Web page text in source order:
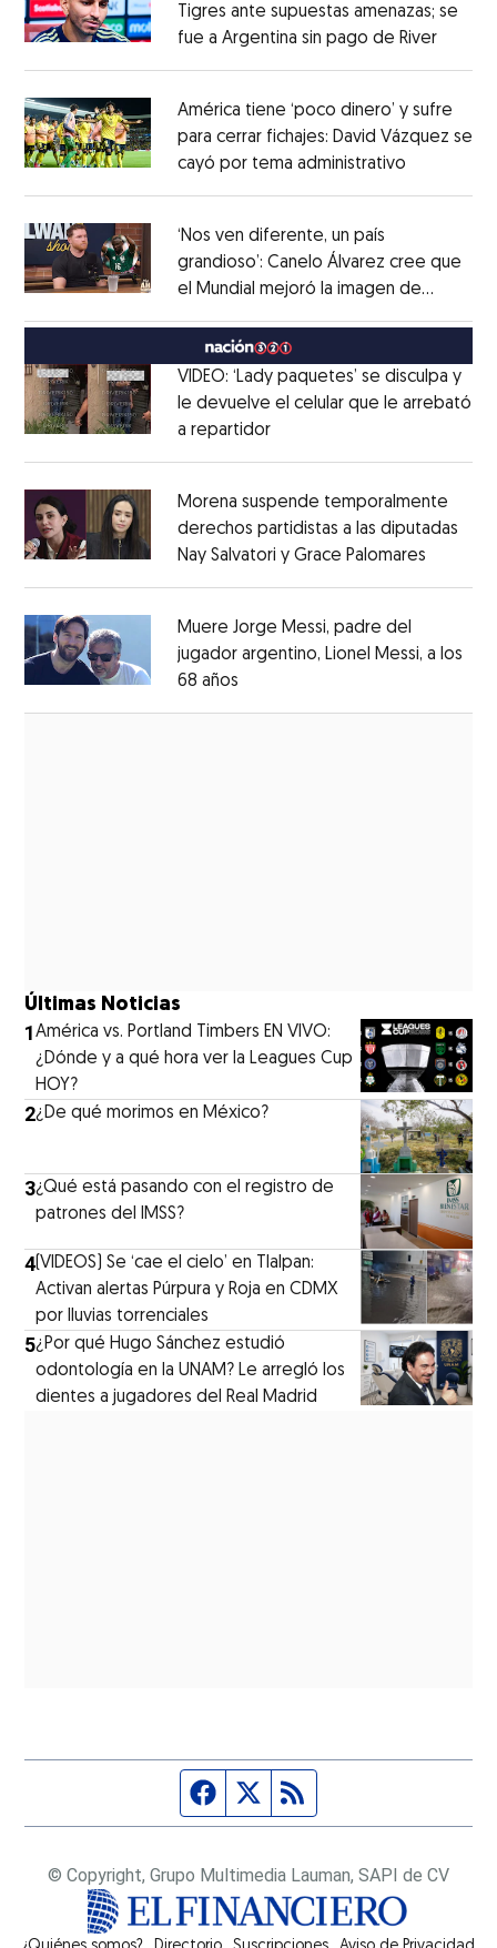
Tigres ante supuestas amenazas; se
fue a Argentina sin pago de RiverOpens
América tiene ‘poco dinero’ y sufre
para cerrar fichajes: David Vázquez se
cayó por tema administrativo
‘Nos ven diferente, un país
grandioso’: Canelo Álvarez cree que
el Mundial mejoró la imagen de
VIDEO: ‘Lady paquetes’ se disculpa y
le devuelve el celular que le arrebató
a repartidorOpens in new window
Morena suspende temporalmente
derechos partidistas a las diputadas
Nay Salvatori y Grace Palomares
Muere Jorge Messi, padre del
jugador argentino, Lionel Messi, a los
68 años
Últimas Noticias
1América vs. Portland Timbers EN VIVO:
¿Dónde y a qué hora ver la Leagues Cup
HOY?
2¿De qué morimos en México?
3¿Qué está pasando con el registro de
patrones del IMSS?
4(VIDEOS) Se ‘cae el cielo’ en Tlalpan:
Activan alertas Púrpura y Roja en CDMX
por lluvias torrenciales
5¿Por qué Hugo Sánchez estudió
odontología en la UNAM? Le arregló los
dientes a jugadores del Real Madrid
Página de Facebook
Fuente Twitter
© Copyright, Grupo Multimedia Lauman, SAPI de CV